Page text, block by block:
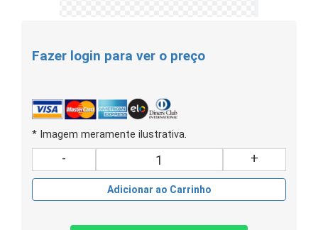
Fazer login para ver o preço
* Imagem meramente ilustrativa.
- +
Adicionar ao Carrinho